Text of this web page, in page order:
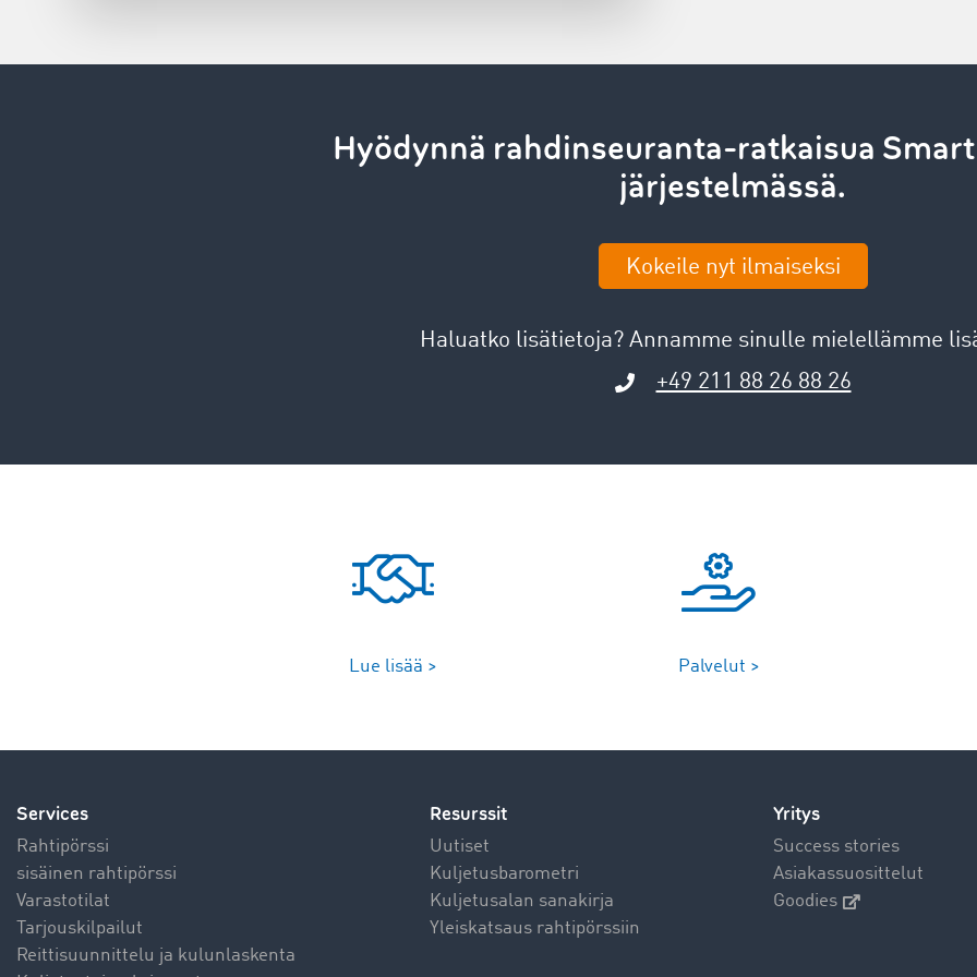
Hyödynnä rahdinseuranta-ratkaisua
järjestelmässä.
Kokeile nyt ilmaiseksi
Haluatko lisätietoja? Annamme sinulle mielellämme
+49 211 88 26 88 26
Lue lisää > Palvelut >
Services
Rahtipörssi
sisäinen rahtipörssi
Varastotilat
Tarjouskilpailut
Reittisuunnittelu ja kulunlaskenta
Resurssit
Uutiset
Kuljetusbarometri
Kuljetusalan sanakirja
Yleiskatsaus rahtipörssiin
Yritys
Success stories
Asiakassuosittelut
Goodies